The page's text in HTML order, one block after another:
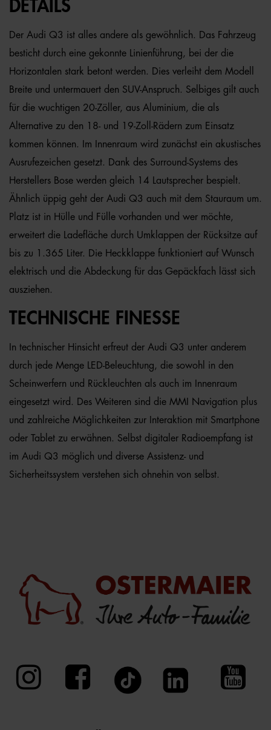
DETAILS
Der Audi Q3 ist alles andere als gewöhnlich. Das Fahrzeug
besticht durch eine gekonnte Linienführung, bei der die
Horizontalen stark betont werden. Dies verleiht dem Modell
Breite und untermauert den SUV-Anspruch. Selbiges gilt auch
für die wuchtigen 20-Zöller, aus Aluminium, die als
Alternative zu den 18- und 19-Zoll-Rädern zum Einsatz
kommen können. Im Innenraum wird zunächst ein akustisches
Ausrufezeichen gesetzt. Dank des Surround-Systems des
Herstellers Bose werden gleich 14 Lautsprecher bespielt.
Ähnlich üppig geht der Audi Q3 auch mit dem Stauraum um.
Platz ist in Hülle und Fülle vorhanden und wer möchte,
erweitert die Ladefläche durch Umklappen der Rücksitze auf
bis zu 1.365 Liter. Die Heckklappe funktioniert auf Wunsch
elektrisch und die Abdeckung für das Gepäckfach lässt sich
ausziehen.
TECHNISCHE FINESSE
In technischer Hinsicht erfreut der Audi Q3 unter anderem
durch jede Menge LED-Beleuchtung, die sowohl in den
Scheinwerfern und Rückleuchten als auch im Innenraum
eingesetzt wird. Des Weiteren sind die MMI Navigation plus
und zahlreiche Möglichkeiten zur Interaktion mit Smartphone
oder Tablet zu erwähnen. Selbst digitaler Radioempfang ist
im Audi Q3 möglich und diverse Assistenz- und
Sicherheitssystem verstehen sich ohnehin von selbst.